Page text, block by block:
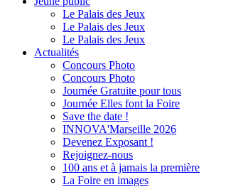
Le Palais des Jeux
Le Palais des Jeux
Le Palais des Jeux
Actualités
Concours Photo
Concours Photo
Journée Gratuite pour tous
Journée Elles font la Foire
Save the date !
INNOVA'Marseille 2026
Devenez Exposant !
Rejoignez-nous
100 ans et à jamais la première
La Foire en images